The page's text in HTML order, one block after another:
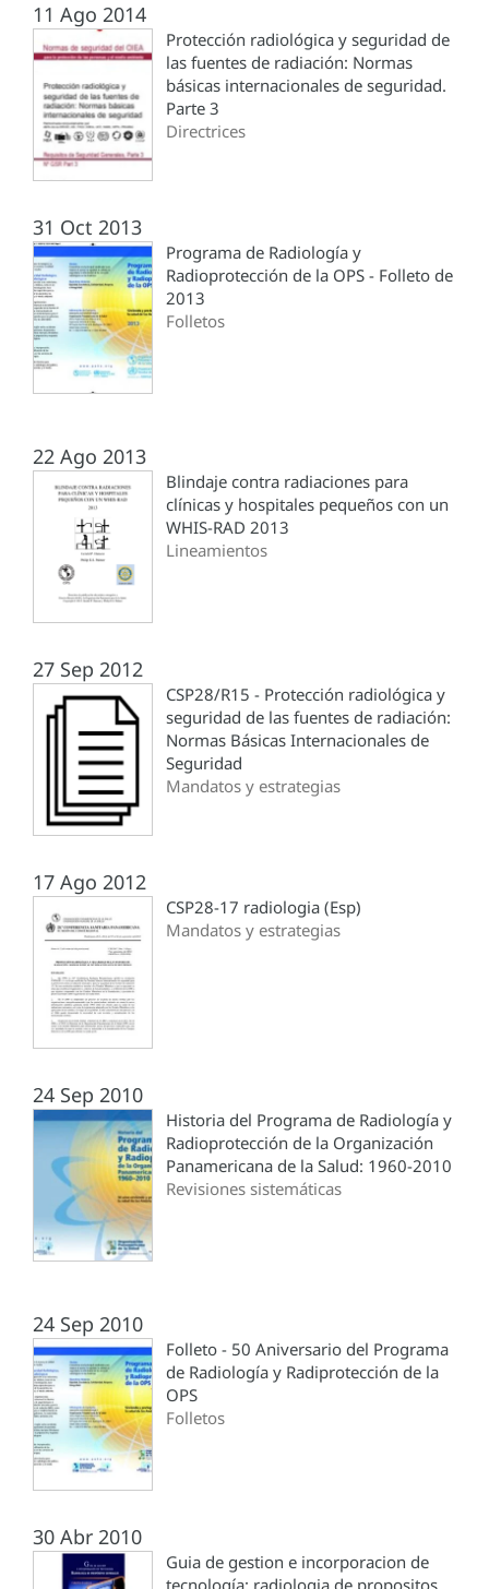
11 Ago 2014
Protección radiológica y seguridad de
las fuentes de radiación: Normas
básicas internacionales de seguridad.
Parte 3
Directrices
31 Oct 2013
Programa de Radiología y
Radioprotección de la OPS - Folleto de
2013
Folletos
22 Ago 2013
Blindaje contra radiaciones para
clínicas y hospitales pequeños con un
WHIS-RAD 2013
Lineamientos
27 Sep 2012
CSP28/R15 - Protección radiológica y
seguridad de las fuentes de radiación:
Normas Básicas Internacionales de
Seguridad
Mandatos y estrategias
17 Ago 2012
CSP28-17 radiologia (Esp)
Mandatos y estrategias
24 Sep 2010
Historia del Programa de Radiología y
Radioprotección de la Organización
Panamericana de la Salud: 1960-2010
Revisiones sistemáticas
24 Sep 2010
Folleto - 50 Aniversario del Programa
de Radiología y Radiprotección de la
OPS
Folletos
30 Abr 2010
Guia de gestion e incorporacion de